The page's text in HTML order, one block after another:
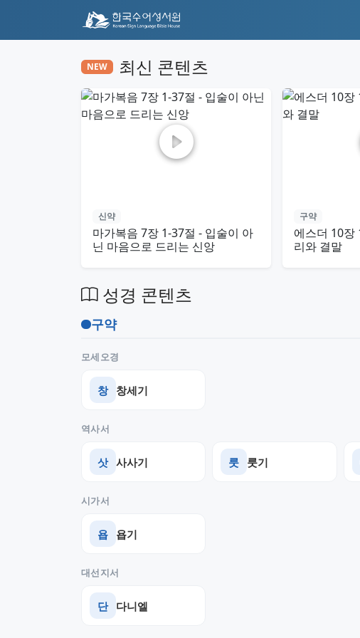
NEW 최신 콘텐츠
신약
마가복음 7장 1-37절 - 입술이 아
닌 마음으로 드리는 신앙
구약
에스더 10장
리와 결말
성경 콘텐츠
구약
모세오경
창 창세기
역사서
삿 사사기 룻 룻기
시가서
욥 욥기
대선지서
단 다니엘